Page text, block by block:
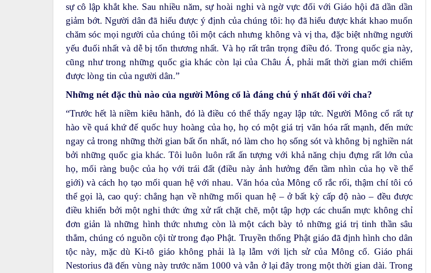
sự cô lập khắt khe. Sau nhiều năm, sự hoài nghi và ngờ vực đối với Giáo hội đã dần dần
giảm bớt. Người dân đã hiểu được ý định của chúng tôi: họ đã hiểu được khát khao muốn
chăm sóc mọi người của chúng tôi một cách nhưng không và vị tha, đặc biệt những người
yếu đuối nhất và dễ bị tổn thương nhất. Và họ rất trân trọng điều đó. Trong quốc gia này,
cũng như trong những quốc gia khác còn lại của Châu Á, phải mất thời gian mới chiếm
được lòng tin của người dân.”
Những nét đặc thù nào của người Mông cổ là đáng chú ý nhất đối với cha?
“Trước hết là niềm kiêu hãnh, đó là điều có thể thấy ngay lập tức. Người Mông cổ rất tự
hào về quá khứ đế quốc huy hoàng của họ, họ có một giá trị văn hóa rất mạnh, đến mức
ngay cả trong những thời gian bất ổn nhất, nó làm cho họ sống sót và không bị nghiền nát
bởi những quốc gia khác. Tôi luôn luôn rất ấn tượng với khả năng chịu đựng rất lớn của
họ, mối ràng buộc của họ với trái đất (điều này ảnh hưởng đến tầm nhìn của họ về thế
giới) và cách họ tạo mối quan hệ với nhau. Văn hóa của Mông cổ rắc rối, thậm chí tôi có
thể gọi là, cao quý: chẳng hạn về những mối quan hệ – ở bất kỳ cấp độ nào – đều được
điều khiển bởi một nghi thức ứng xử rất chặt chẽ, một tập hợp các chuẩn mực không chỉ
đơn giản là những hình thức nhưng còn là một cách bày tỏ những giá trị tinh thần sâu
thẳm, chúng có nguồn cội từ trong đạo Phật. Truyền thống Phật giáo đã định hình cho dân
tộc này, mặc dù Ki-tô giáo không phải là lạ lẫm với lịch sử của Mông cổ. Giáo phái
Nestorius đã đến vùng này trước năm 1000 và vẫn ở lại đây trong một thời gian dài. Trong